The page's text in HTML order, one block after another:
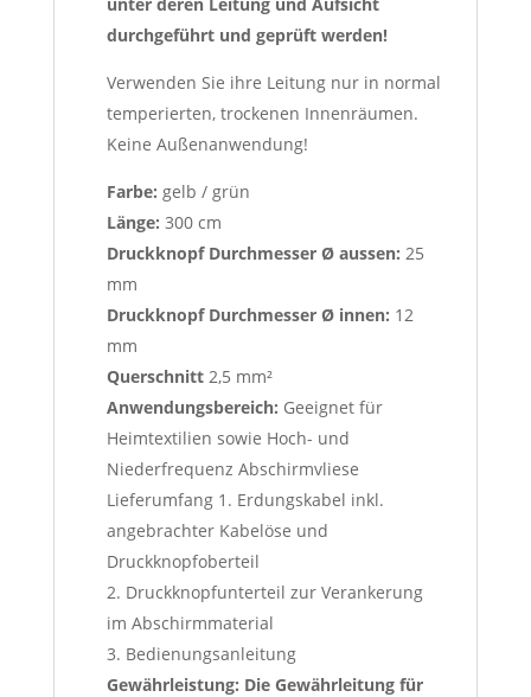
durchgeführt und geprüft werden!
Verwenden Sie ihre Leitung nur in normal
temperierten, trockenen Innenräumen.
Keine Außenanwendung!
Farbe: gelb / grün
Länge: 300 cm
Druckknopf Durchmesser Ø aussen: 25
mm
Druckknopf Durchmesser Ø innen: 12
mm
Querschnitt2,5 mm²
Anwendungsbereich: Geeignet für
Heimtextilien sowie Hoch- und
Niederfrequenz Abschirmvliese
Lieferumfang 1. Erdungskabel inkl.
angebrachter Kabelöse und
Druckknopfoberteil
2. Druckknopfunterteil zur Verankerung
im Abschirmmaterial
3. Bedienungsanleitung
Gewährleistung: Die Gewährleitung für